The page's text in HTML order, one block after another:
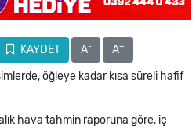
KAYDET A- A+
öğleye kadar kısa süreli hafif
hava tahmin raporuna göre, iç